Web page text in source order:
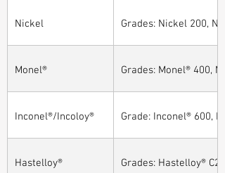
Nickel
Grades: Nickel 200,
Monel® Grades: Monel® 400,
Inconel®/Incoloy® Grade: Inconel® 600,
Hastelloy® Grades: Hastelloy®